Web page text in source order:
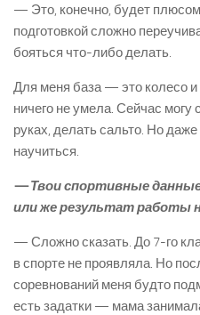
— Это, конечно, будет
подготовкой сложно
бояться что-либо делать.
Для меня база — это колесо
ничего не умела. Сейчас могу
руках, делать сальто. Но
научиться.
— Твои спортивные
или же результат работы
— Сложно сказать. До 7-го
в спорте не проявляла. Но
соревнований меня будто
есть задатки — мама